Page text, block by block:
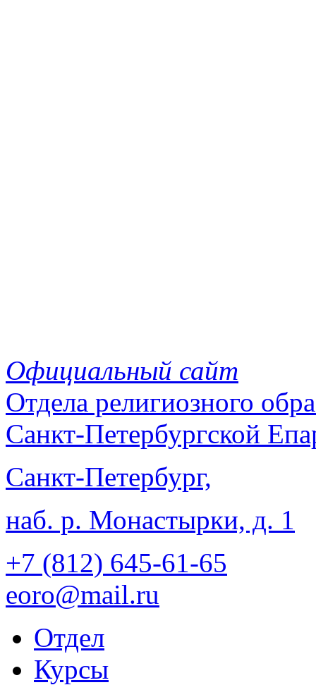
Официальный сайт
Отдела религиозного
Санкт-Петербургской
Санкт-Петербург,
наб. р. Монастырки, д. 1
+7 (812) 645-61-65
eoro@mail.ru
Отдел
Курсы